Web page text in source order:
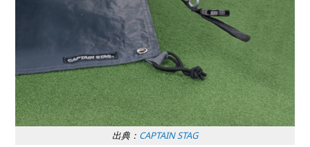
出典： CAPTAIN STAG